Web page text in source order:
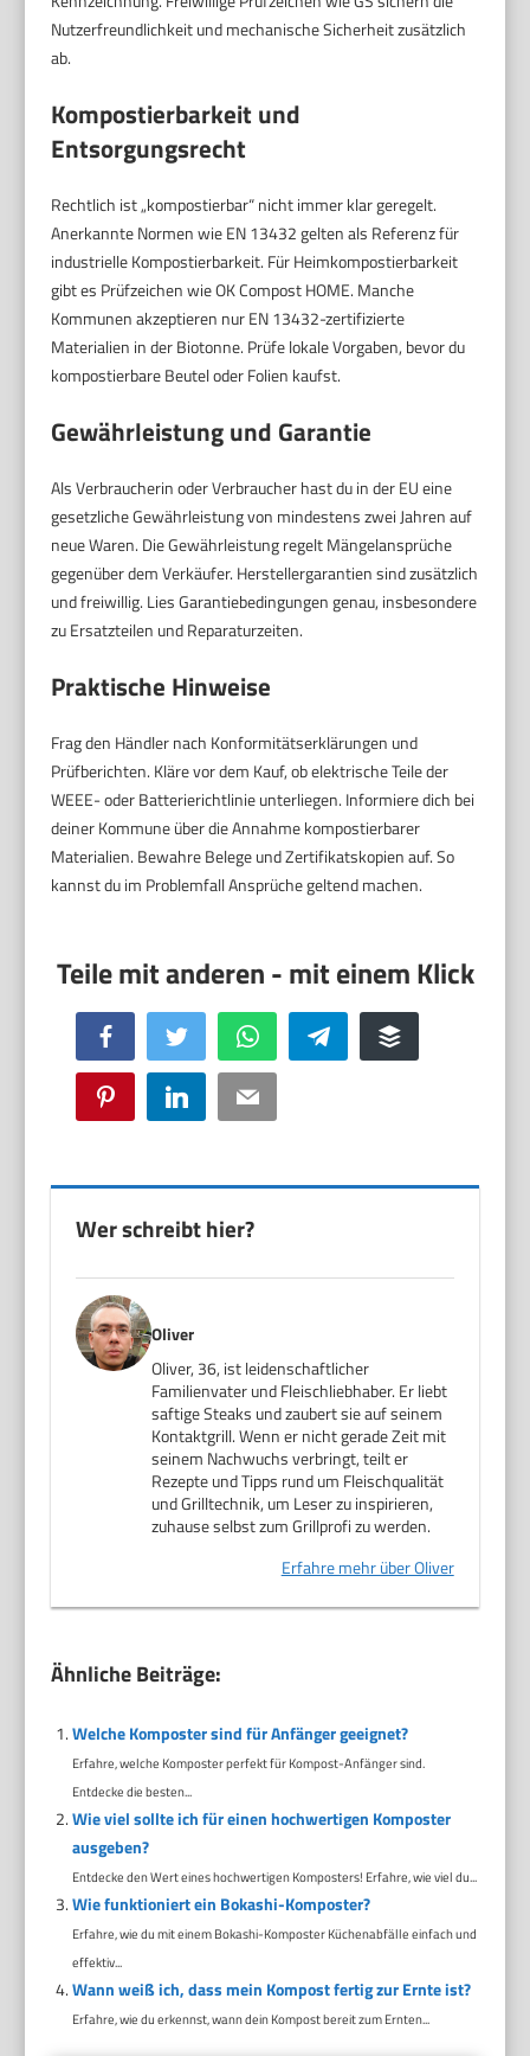
Nutzerfreundlichkeit und mechanische Sicherheit zusätzlich
ab.
Kompostierbarkeit und
Entsorgungsrecht
Rechtlich ist „kompostierbar“ nicht immer klar geregelt.
Anerkannte Normen wie EN 13432 gelten als Referenz für
industrielle Kompostierbarkeit. Für Heimkompostierbarkeit
gibt es Prüfzeichen wie OK Compost HOME. Manche
Kommunen akzeptieren nur EN 13432-zertifizierte
Materialien in der Biotonne. Prüfe lokale Vorgaben, bevor du
kompostierbare Beutel oder Folien kaufst.
Gewährleistung und Garantie
Als Verbraucherin oder Verbraucher hast du in der EU eine
gesetzliche Gewährleistung von mindestens zwei Jahren auf
neue Waren. Die Gewährleistung regelt Mängelansprüche
gegenüber dem Verkäufer. Herstellergarantien sind zusätzlich
und freiwillig. Lies Garantiebedingungen genau, insbesondere
zu Ersatzteilen und Reparaturzeiten.
Praktische Hinweise
Frag den Händler nach Konformitätserklärungen und
Prüfberichten. Kläre vor dem Kauf, ob elektrische Teile der
WEEE- oder Batterierichtlinie unterliegen. Informiere dich bei
deiner Kommune über die Annahme kompostierbarer
Materialien. Bewahre Belege und Zertifikatskopien auf. So
kannst du im Problemfall Ansprüche geltend machen.
Facebook Twitter WhatsApp Telegram Buffer
Pinterest LinkedIn Email
Wer schreibt hier?
Oliver
Oliver, 36, ist leidenschaftlicher
Familienvater und Fleischliebhaber. Er liebt
saftige Steaks und zaubert sie auf seinem
Kontaktgrill. Wenn er nicht gerade Zeit mit
seinem Nachwuchs verbringt, teilt er
Rezepte und Tipps rund um Fleischqualität
und Grilltechnik, um Leser zu inspirieren,
zuhause selbst zum Grillprofi zu werden.
Erfahre mehr über Oliver
Ähnliche Beiträge:
Welche Komposter sind für Anfänger geeignet?
Erfahre, welche Komposter perfekt für Kompost-Anfänger sind.
Entdecke die besten...
Wie viel sollte ich für einen hochwertigen Komposter
ausgeben?
Entdecke den Wert eines hochwertigen Komposters! Erfahre, wie viel du...
Wie funktioniert ein Bokashi-Komposter?
Erfahre, wie du mit einem Bokashi-Komposter Küchenabfälle einfach und
effektiv...
Wann weiß ich, dass mein Kompost fertig zur Ernte ist?
Erfahre, wie du erkennst, wann dein Kompost bereit zum Ernten...